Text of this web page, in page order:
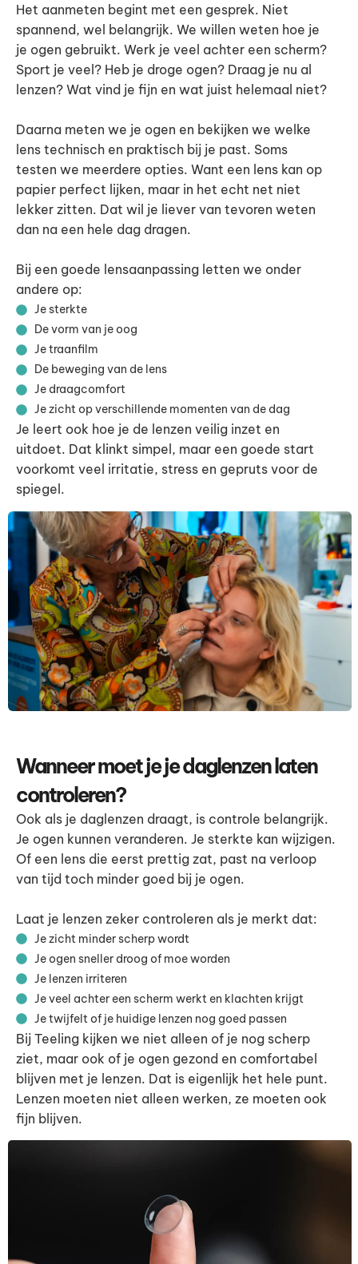
Het aanmeten begint met een gesprek. Niet
spannend, wel belangrijk. We willen weten hoe je
je ogen gebruikt. Werk je veel achter een scherm?
Sport je veel? Heb je droge ogen? Draag je nu al
lenzen? Wat vind je fijn en wat juist helemaal niet?
Daarna meten we je ogen en bekijken we welke
lens technisch en praktisch bij je past. Soms
testen we meerdere opties. Want een lens kan op
papier perfect lijken, maar in het echt net niet
lekker zitten. Dat wil je liever van tevoren weten
dan na een hele dag dragen.
Bij een goede lensaanpassing letten we onder
andere op:
Je sterkte
De vorm van je oog
Je traanfilm
De beweging van de lens
Je draagcomfort
Je zicht op verschillende momenten van de dag
Je leert ook hoe je de lenzen veilig inzet en
uitdoet. Dat klinkt simpel, maar een goede start
voorkomt veel irritatie, stress en gepruts voor de
spiegel.
Wanneer moet je je daglenzen laten
controleren?
Ook als je daglenzen draagt, is controle belangrijk.
Je ogen kunnen veranderen. Je sterkte kan wijzigen.
Of een lens die eerst prettig zat, past na verloop
van tijd toch minder goed bij je ogen.
Laat je lenzen zeker controleren als je merkt dat:
Je zicht minder scherp wordt
Je ogen sneller droog of moe worden
Je lenzen irriteren
Je veel achter een scherm werkt en klachten krijgt
Je twijfelt of je huidige lenzen nog goed passen
Bij Teeling kijken we niet alleen of je nog scherp
ziet, maar ook of je ogen gezond en comfortabel
blijven met je lenzen. Dat is eigenlijk het hele punt.
Lenzen moeten niet alleen werken, ze moeten ook
fijn blijven.